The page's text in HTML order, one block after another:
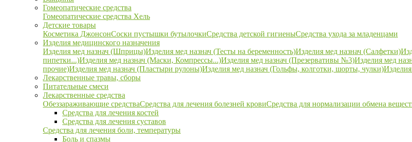
Гомеопатические средства
Гомеопатические средства Хель
Детские товары
Косметика ДжонсонСоски пустышки бутылочкиСредства детской гигиеныСредства ухода за младенцами
Изделия медицинского назначения
Изделия мед назнач (Шприцы)Изделия мед назнач (Тесты на беременность)Изделия мед назнач (Салфетки)
пипетки...)Изделия мед назнач (Маски, Компрессы...)Изделия мед назнач (Презервативы №3)Изделия мед
прочие)Изделия мед назнач (Пластыри рулоны)Изделия мед назнач (Гольфы, колготки, шорты, чулки)
Лекарственные травы, сборы
Питательные смеси
Лекарственные средства
Обеззараживающие средстваСредства для лечения болезней кровиСредства для нормализации обмена
Средства для лечения костей
Средства для лечения суставов
Средства для лечения боли, температуры
Боль и спазмы